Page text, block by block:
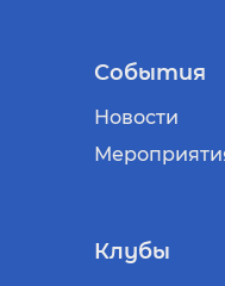
События
Новости
Клубы